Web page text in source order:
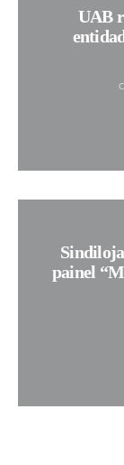
UAB
painel